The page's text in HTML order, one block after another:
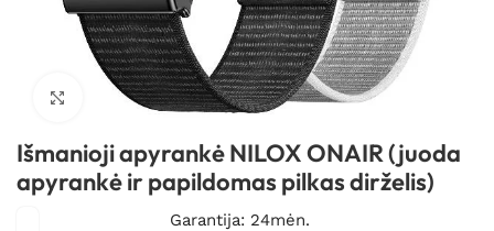
Spustelėkite, kad padidintumėte
Išmanioji apyrankė NILOX ONAIR (juoda
apyrankė ir papildomas pilkas dirželis)
Garantija: 24mėn.